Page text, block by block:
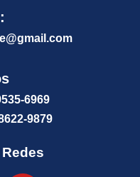
ail.com
6969
9879